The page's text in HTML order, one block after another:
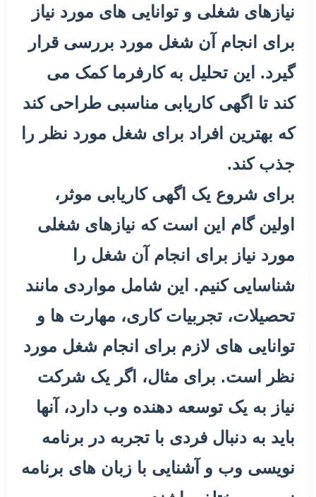
نیازهای شغلی و توانایی های مورد نیاز
برای انجام آن شغل مورد بررسی قرار
گیرد. این تحلیل به کارفرما کمک می
کند تا اگهی کاریابی مناسبی طراحی کند
که بهترین افراد برای شغل مورد نظر را
جذب کند.
برای شروع یک اگهی کاریابی موثر،
اولین گام این است که نیازهای شغلی
مورد نیاز برای انجام آن شغل را
شناسایی کنیم. این شامل مواردی مانند
تحصیلات، تجربیات کاری، مهارت ها و
توانایی های لازم برای انجام شغل مورد
نظر است. برای مثال، اگر یک شرکت
نیاز به یک توسعه دهنده وب دارد، آنها
باید به دنبال فردی با تجربه در برنامه
نویسی وب و آشنایی با زبان های برنامه